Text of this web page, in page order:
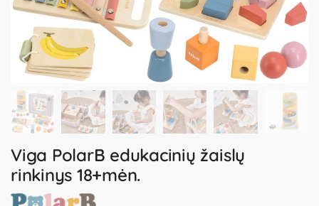
Viga PolarB edukacinių žaislų
rinkinys 18+mėn.